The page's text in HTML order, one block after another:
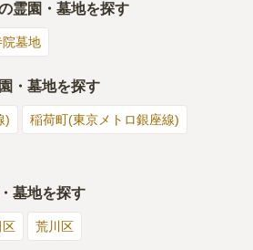
霊園・墓地を探す
院墓地
・墓地を探す
) 稲荷町(東京メトロ銀座線)
墓地を探す
区 荒川区